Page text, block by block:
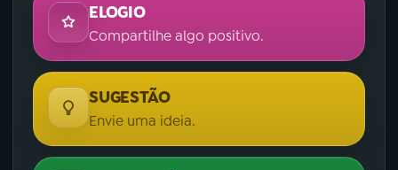
ELOGIO
Compartilhe algo positivo.
SUGESTÃO
Envie uma ideia.